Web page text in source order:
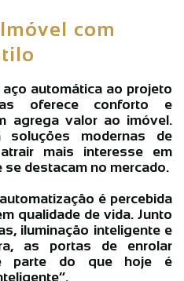
com
automáticaao projeto
oferece conforto e
agrega valor ao imóvel.
soluções modernas de
mais interesse em
destacam no mercado.
é percebida
qualidade de vida. Junto
iluminação inteligente e
as portas de enrolar
parte do que hoje é